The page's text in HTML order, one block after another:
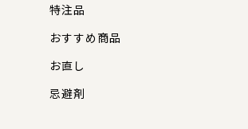
特注品
おすすめ商品
お直し
忌避剤